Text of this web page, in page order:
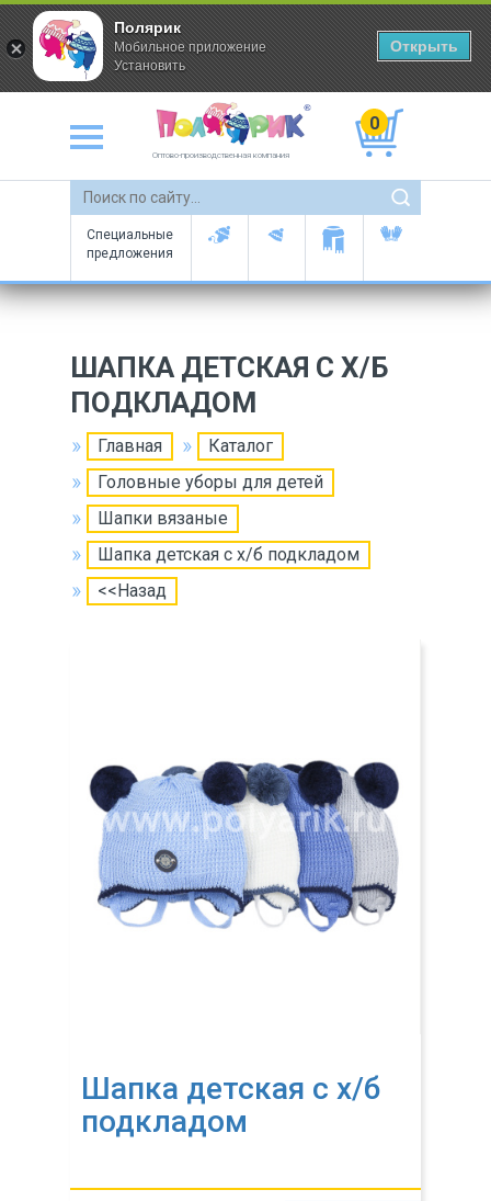
Оптово-производственная компания
0
Специальные
предложения
ШАПКА ДЕТСКАЯ С Х/Б
ПОДКЛАДОМ
Главная
Каталог
Головные уборы для детей
Шапки вязаные
Шапка детская с х/б подкладом
<<Назад
Шапка детская с х/б
подкладом
Полярик
Мобильное приложение
Установить
Открыть